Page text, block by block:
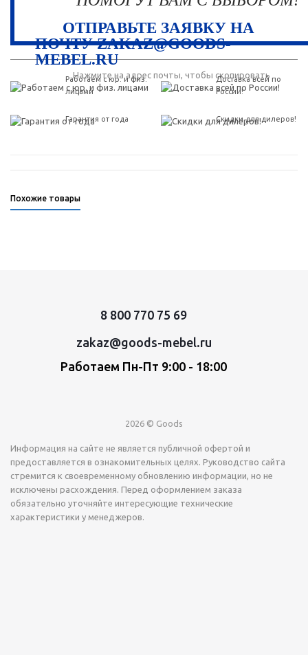
ОТПРАВЬТЕ ЗАЯВКУ НА
ПОЧТУ ZAKAZ@GOODS-
MEBEL.RU
Нажмите на адрес почты, чтобы скопировать
Работаем с юр. и физ.
лицами
Доставка всей по
России!
Гарантия от года Скидки для дилеров!
Похожие товары
8 800 770 75 69
zakaz@goods-mebel.ru
Работаем Пн-Пт 9:00 - 18:00
2026 © Goods
Информация на сайте не является публичной офертой и
предоставляется в ознакомительных целях. Руководство сайта
стремится к своевременному обновлению информации, но не
исключены расхождения. Перед оформлением заказа
обязательно уточняйте интересующие технические
характеристики у менеджеров.